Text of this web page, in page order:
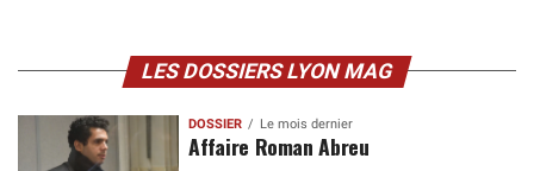
LES DOSSIERS LYON MAG
DOSSIER Le mois dernier
Affaire Roman Abreu